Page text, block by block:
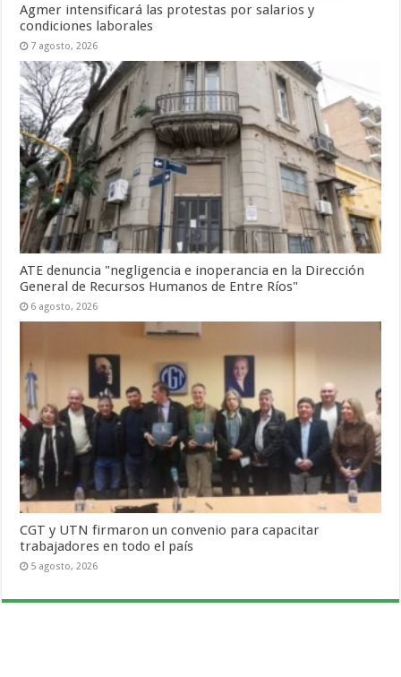
Agmer intensificará las protestas por salarios y
condiciones laborales
7 agosto, 2026
ATE denuncia "negligencia e inoperancia en la Dirección
General de Recursos Humanos de Entre Ríos"
6 agosto, 2026
CGT y UTN firmaron un convenio para capacitar
trabajadores en todo el país
5 agosto, 2026